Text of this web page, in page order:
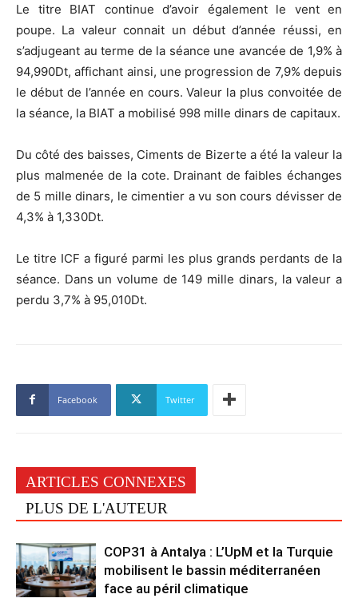
Le titre BIAT continue d’avoir également le vent en
poupe. La valeur connait un début d’année réussi, en
s’adjugeant au terme de la séance une avancée de 1,9% à
94,990Dt, affichant ainsi, une progression de 7,9% depuis
le début de l’année en cours. Valeur la plus convoitée de
la séance, la BIAT a mobilisé 998 mille dinars de capitaux.
Du côté des baisses, Ciments de Bizerte a été la valeur la
plus malmenée de la cote. Drainant de faibles échanges
de 5 mille dinars, le cimentier a vu son cours dévisser de
4,3% à 1,330Dt.
Le titre ICF a figuré parmi les plus grands perdants de la
séance. Dans un volume de 149 mille dinars, la valeur a
perdu 3,7% à 95,010Dt.
Facebook Twitter
ARTICLES CONNEXES
PLUS DE L'AUTEUR
COP31 à Antalya : L’UpM et la Turquie
mobilisent le bassin méditerranéen
face au péril climatique